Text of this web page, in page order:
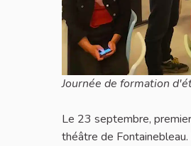
Journée de formation
Le 23 septembre,
théâtre de